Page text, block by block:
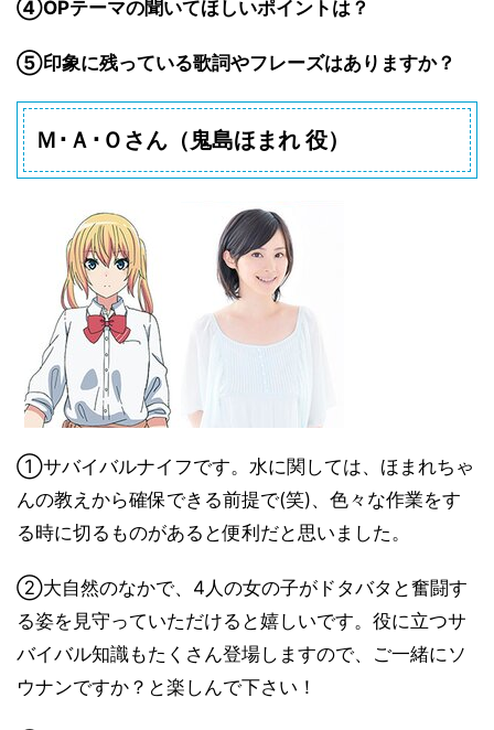
④OPテーマの聞いてほしいポイントは？
⑤印象に残っている歌詞やフレーズはありますか？
Ｍ･Ａ･Ｏさん （鬼島ほまれ 役）
①サバイバルナイフです。水に関しては、ほまれちゃ
んの教えから確保できる前提で(笑)、色々な作業をす
る時に切るものがあると便利だと思いました。
②大自然のなかで、4人の女の子がドタバタと奮闘す
る姿を見守っていただけると嬉しいです。役に立つサ
バイバル知識もたくさん登場しますので、ご一緒にソ
ウナンですか？と楽しんで下さい！